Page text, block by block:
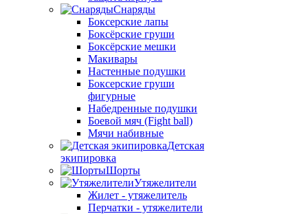
Снаряды
Боксерские лапы
Боксёрские груши
Боксёрские мешки
Макивары
Настенные подушки
Боксерские груши
фигурные
Набедренные подушки
Боевой мяч (Fight ball)
Мячи набивные
Детская
экипировка
Шорты
Утяжелители
Жилет - утяжелитель
Перчатки - утяжелители